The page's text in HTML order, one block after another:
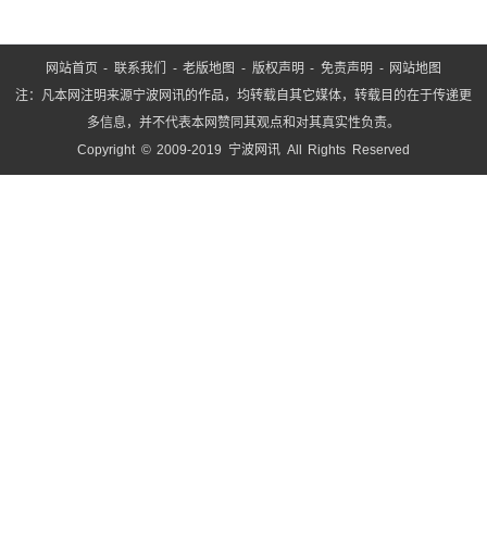
网站首页 - 联系我们 -老版地图 - 版权声明 -免责声明 - 网站地图
注：凡本网注明来源宁波网讯的作品，均转载自其它媒体，转载目的在于传递更
多信息，并不代表本网赞同其观点和对其真实性负责。
Copyright © 2009-2019 宁波网讯 All Rights Reserved